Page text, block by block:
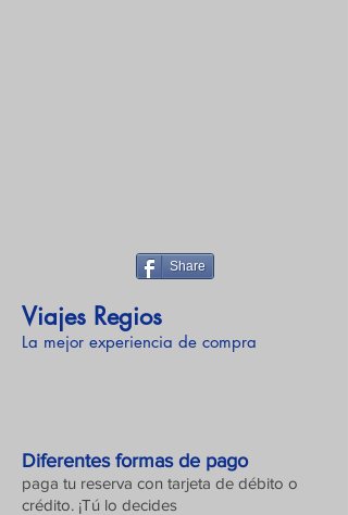
Share
Viajes Regios
La mejor experiencia de compra
Diferentes formas de pago
paga tu reserva con tarjeta de débito o
crédito. ¡Tú lo decides